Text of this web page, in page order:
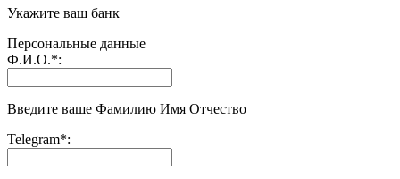
Укажите ваш банк
Персональные данные
Ф.И.О.*:
Введите ваше Фамилию Имя Отчество
Telegram*: